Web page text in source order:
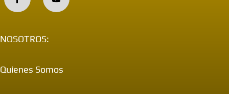
NOSOTROS:
Quienes Somos